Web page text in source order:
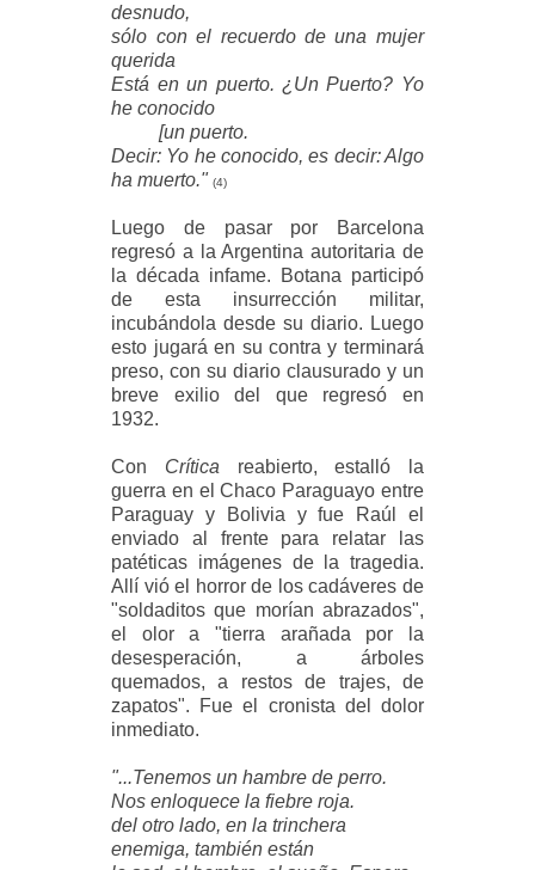
desnudo,
sólo con el recuerdo de una mujer
querida
Está en un puerto. ¿Un Puerto? Yo
he conocido
[un puerto.
Decir: Yo he conocido, es decir: Algo
ha muerto." (4)
Luego de pasar por Barcelona
regresó a la Argentina autoritaria de
la década infame. Botana participó
de esta insurrección militar,
incubándola desde su diario. Luego
esto jugará en su contra y terminará
preso, con su diario clausurado y un
breve exilio del que regresó en
1932.
Con Crítica reabierto, estalló la
guerra en el Chaco Paraguayo entre
Paraguay y Bolivia y fue Raúl el
enviado al frente para relatar las
patéticas imágenes de la tragedia.
Allí vió el horror de los cadáveres de
"soldaditos que morían abrazados",
el olor a "tierra arañada por la
desesperación, a árboles
quemados, a restos de trajes, de
zapatos". Fue el cronista del dolor
inmediato.
"...Tenemos un hambre de perro.
Nos enloquece la fiebre roja.
del otro lado, en la trinchera
enemiga, también están